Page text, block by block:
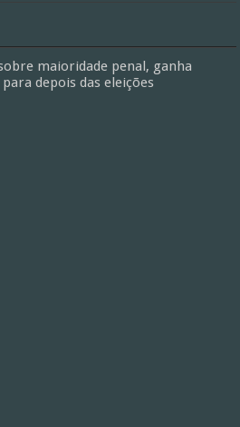
maioridade penal, ganha
depois das eleições